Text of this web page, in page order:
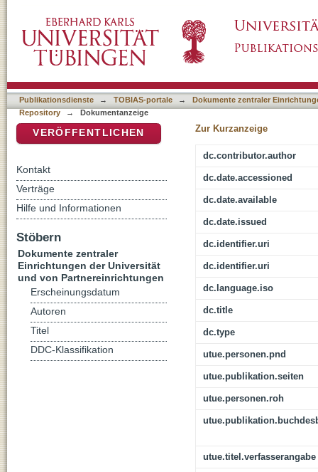
Publikationsdienste → TOBIAS-portale →
Dokumente zentraler
Repository
→ Dokumentanzeige
Zur Kurzanzeige
dc.contributor.author
dc.date.accessioned
dc.date.available
dc.date.issued
dc.identifier.uri
dc.identifier.uri
dc.language.iso
dc.title
dc.type
utue.personen.pnd
utue.publikation.seiten
utue.personen.roh
utue.titel.verfasserangabe
VERÖFFENTLICHEN
Kontakt
Verträge
Hilfe und Informationen
Stöbern
Dokumente zentraler
Einrichtungen der Universität
und von Partnereinrichtungen
Erscheinungsdatum
Autoren
Titel
DDC-Klassifikation